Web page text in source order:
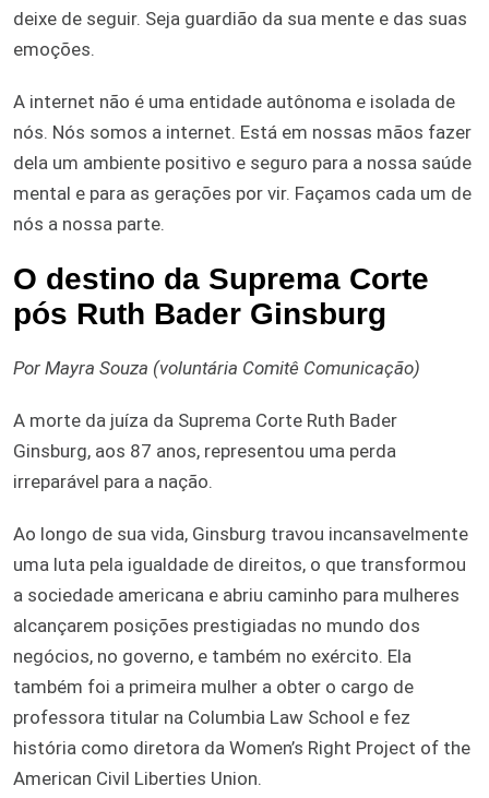
deixe de seguir. Seja guardião da sua mente e das suas
emoções.
A internet não é uma entidade autônoma e isolada de
nós. Nós somos a internet. Está em nossas mãos fazer
dela um ambiente positivo e seguro para a nossa saúde
mental e para as gerações por vir. Façamos cada um de
nós a nossa parte.
O destino da Suprema Corte
pós Ruth Bader Ginsburg
Por Mayra Souza (voluntária Comitê Comunicação)
A morte da juíza da Suprema Corte Ruth Bader
Ginsburg, aos 87 anos, representou uma perda
irreparável para a nação.
Ao longo de sua vida, Ginsburg travou incansavelmente
uma luta pela igualdade de direitos, o que transformou
a sociedade americana e abriu caminho para mulheres
alcançarem posições prestigiadas no mundo dos
negócios, no governo, e também no exército. Ela
também foi a primeira mulher a obter o cargo de
professora titular na Columbia Law School e fez
história como diretora da Women’s Right Project of the
American Civil Liberties Union.